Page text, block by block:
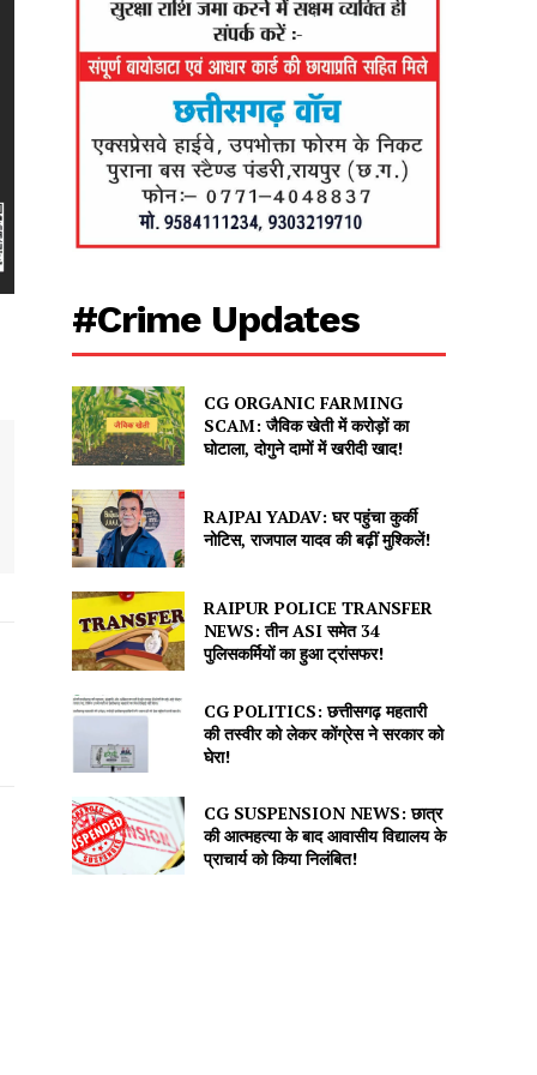
#Crime Updates
CG ORGANIC FARMING
SCAM: जैविक खेती में करोड़ों का
घोटाला, दोगुने दामों में खरीदी खाद!
RAJPAl YADAV: घर पहुंचा कुर्की
नोटिस, राजपाल यादव की बढ़ीं मुश्किलें!
RAIPUR POLICE TRANSFER
NEWS: तीन ASI समेत 34
पुलिसकर्मियों का हुआ ट्रांसफर!
CG POLITICS: छत्तीसगढ़ महतारी
की तस्वीर को लेकर कोंग्रेस ने सरकार को
घेरा!
CG SUSPENSION NEWS: छात्र
की आत्महत्या के बाद आवासीय विद्यालय के
प्राचार्य को किया निलंबित!